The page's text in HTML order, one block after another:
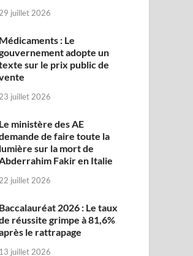
juillet 2026
Médicaments : Le
adopte un
sur le prix public de
23 juillet 2026
Le ministère des AE
de faire toute la
lumière sur la mort de
Fakir en Italie
22 juillet 2026
Baccalauréat 2026 : Le taux
réussite grimpe à 81,6%
le rattrapage
13 juillet 2026